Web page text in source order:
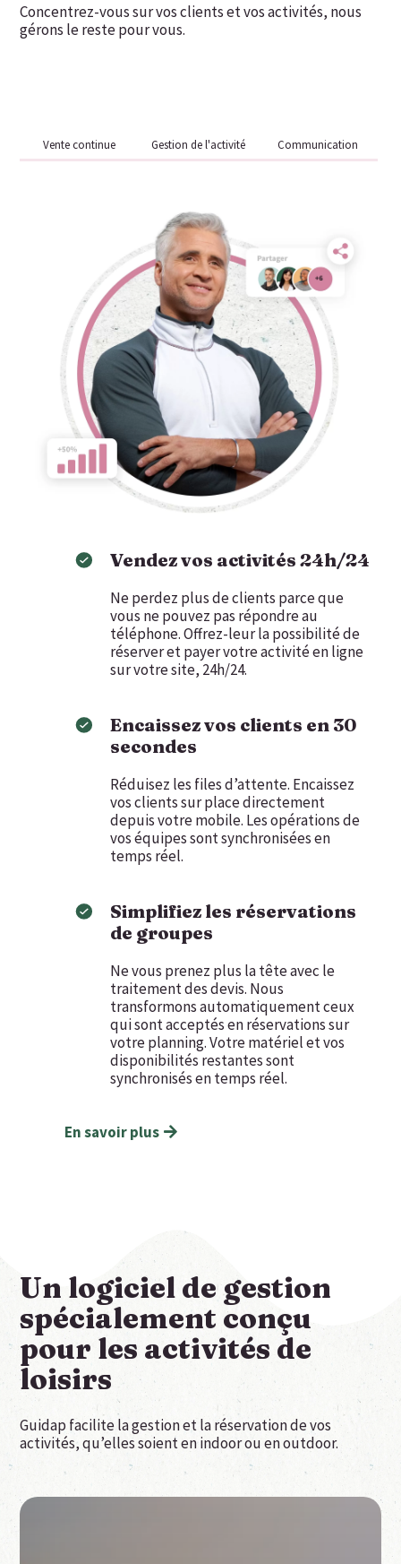
Concentrez-vous sur vos clients et vos activités, nous
gérons le reste pour vous.
Vente continue
Vendez vos activités 24h/24
Ne perdez plus de clients parce que
vous ne pouvez pas répondre au
téléphone. Offrez-leur la possibilité de
réserver et payer votre activité en ligne
sur votre site, 24h/24.
Encaissez vos clients en 30
secondes
Réduisez les files d’attente. Encaissez
vos clients sur place directement
depuis votre mobile. Les opérations de
vos équipes sont synchronisées en
temps réel.
Simplifiez les réservations
de groupes
Ne vous prenez plus la tête avec le
traitement des devis. Nous
transformons automatiquement ceux
qui sont acceptés en réservations sur
votre planning. Votre matériel et vos
disponibilités restantes sont
synchronisés en temps réel.
En savoir plus
Gestion de l'activité Communication
Un logiciel de gestion
spécialement conçu
pour les activités de
loisirs
Guidap facilite la gestion et la réservation de vos
activités, qu’elles soient en indoor ou en outdoor.